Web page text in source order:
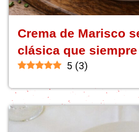
Crema de Marisco
clásica que
5 (3)